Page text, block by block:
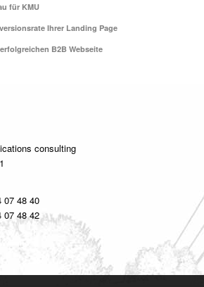
für KMU
Ihrer Landing Page
B2B Webseite
consulting
07 48 40
07 48 42